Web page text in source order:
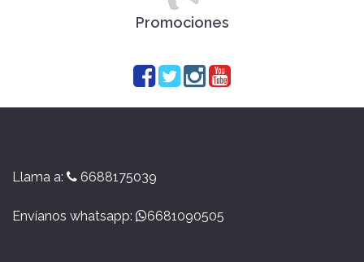
Promociones
Llama a: 6688175039
Envíanos whatsapp: 6681090505